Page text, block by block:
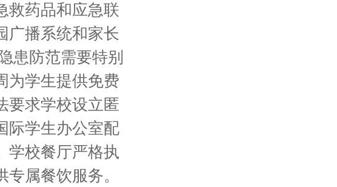
救药品和应急联
广播系统和家长
患防范需要特别
为学生提供免费
要求学校设立匿
际学生办公室配
学校餐厅严格执
属餐饮服务。